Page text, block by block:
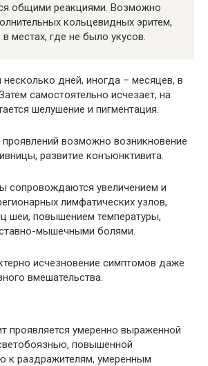
общими реакциями. Возможно
кольцевидных эритем,
в местах, где не было укусов.
дней, иногда – месяцев, в
самостоятельно исчезает, на
шелушение и пигментация.
возможно возникновение
развитие конъюнктивита.
сопровождаются увеличением и
лимфатических узлов,
шеи, повышением температуры,
мышечными болями.
исчезновение симптомов даже
вмешательства.
проявляется умеренно выраженной
повышенной
к раздражителям, умеренным